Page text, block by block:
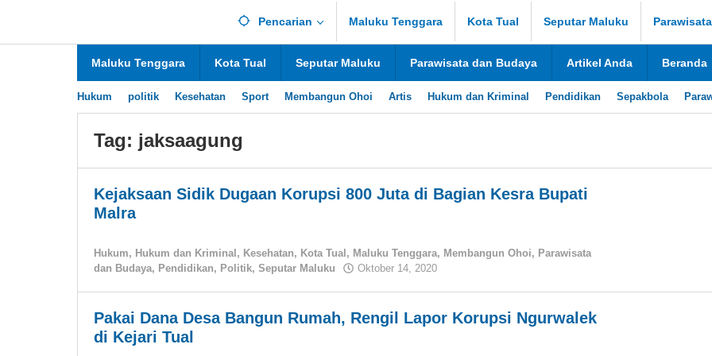
konten
Pencarian Maluku Tenggara Kota Tual Seputar Maluku
Maluku Tenggara Kota Tual Seputar Maluku Parawisata dan Budaya Artikel Anda Beranda
Hukum politik Kesehatan Sport Membangun Ohoi Artis Hukum dan Kriminal Pendidikan Sepakbola
Tag: jaksaagung
Kejaksaan Sidik Dugaan Korupsi 800 Juta di Bagian Kesra Bupati
Malra
Hukum, Hukum dan Kriminal , Kesehatan, Kota Tual , Maluku Tenggara, Membangun Ohoi, Parawisata
dan Budaya, Pendidikan, Politik, Seputar Maluku Oktober 14, 2020
Pakai Dana Desa Bangun Rumah, Rengil Lapor Korupsi Ngurwalek
di Kejari Tual